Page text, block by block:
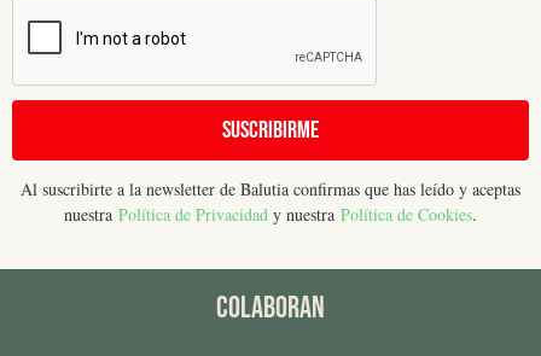
Suscribirme
Al suscribirte a la newsletter de Balutia confirmas que has leído y aceptas
nuestra Política de Privacidad y nuestra Política de Cookies.
COLABORAN